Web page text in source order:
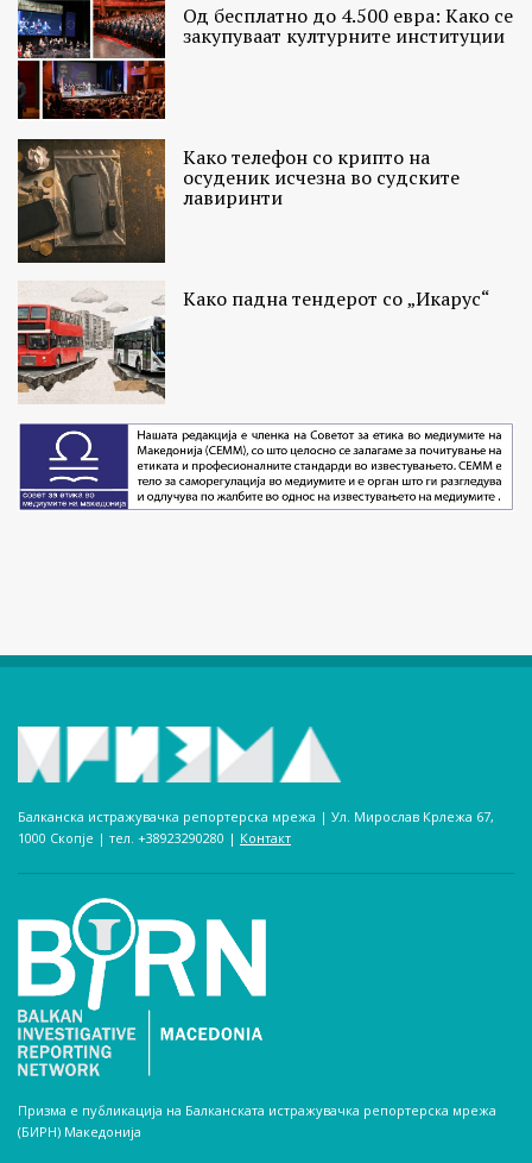
Од бесплатно до 4.500 евра: Како се
закупуваат културните институции
Како телефон со крипто на
осуденик исчезна во судските
лавиринти
Како падна тендерот со „Икарус“
Балканска истражувачка репортерска мрежа | Ул. Мирослав Крлежа 67,
1000 Скопје | тел. +38923290280­ | Контакт
Призма е публикација на Балканската истражувачка репортерска мрежа
(БИРН) Македонија